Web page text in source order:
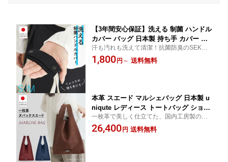
【3年間安心保証】洗える 制菌 ハンドル
カバー バッグ 日本製 持ち手 カバー 布
ポリエステル SEKマーク認証 送料無料
消臭 洗濯 汗 速乾 汚れ防止 レディース
汗も汚れも洗えて清潔！抗菌防臭のSEKマ
ーク取得の布地ハンドルカバー。丁寧な作
りの日本製。布製なので革にはない柔らか
1,800円 ～ 送料無料
本革 スエード マルシェバッグ 日本製 u
niqute レディース トートバッグ ショル
ダーバッグ 2way ヌバックレザー 牛革
一枚革 国内工房 ブラウン ネイビー ボ
一枚革で美しく仕立てた、国内工房製の本
革スエードマルシェバッグ。
26,400円 送料無料